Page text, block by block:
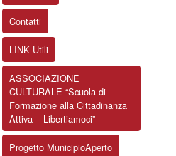
Contatti
LINK Utili
ASSOCIAZIONE
CULTURALE “Scuola di
Formazione alla Cittadinanza
Attiva – Libertiamoci”
Progetto MunicipioAperto